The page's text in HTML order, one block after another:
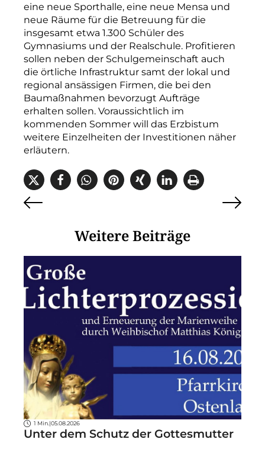
eine neue Sporthalle, eine neue Mensa und
neue Räume für die Betreuung für die
insgesamt etwa 1.300 Schüler des
Gymnasiums und der Realschule. Profitieren
sollen neben der Schulgemeinschaft auch
die örtliche Infra­struktur samt der lokal und
regional ansässigen Firmen, die bei den
Baumaßnahmen bevorzugt Aufträge
erhalten sollen. Voraussichtlich im
kommenden Sommer will das Erzbistum
weitere Einzelheiten der Investitionen näher
erläutern.
Weitere Beiträge
1 Min. |05.08.2026
Unter dem Schutz der Gottesmutter